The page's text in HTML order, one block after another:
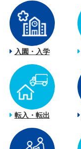
入園・入学
転入・転出